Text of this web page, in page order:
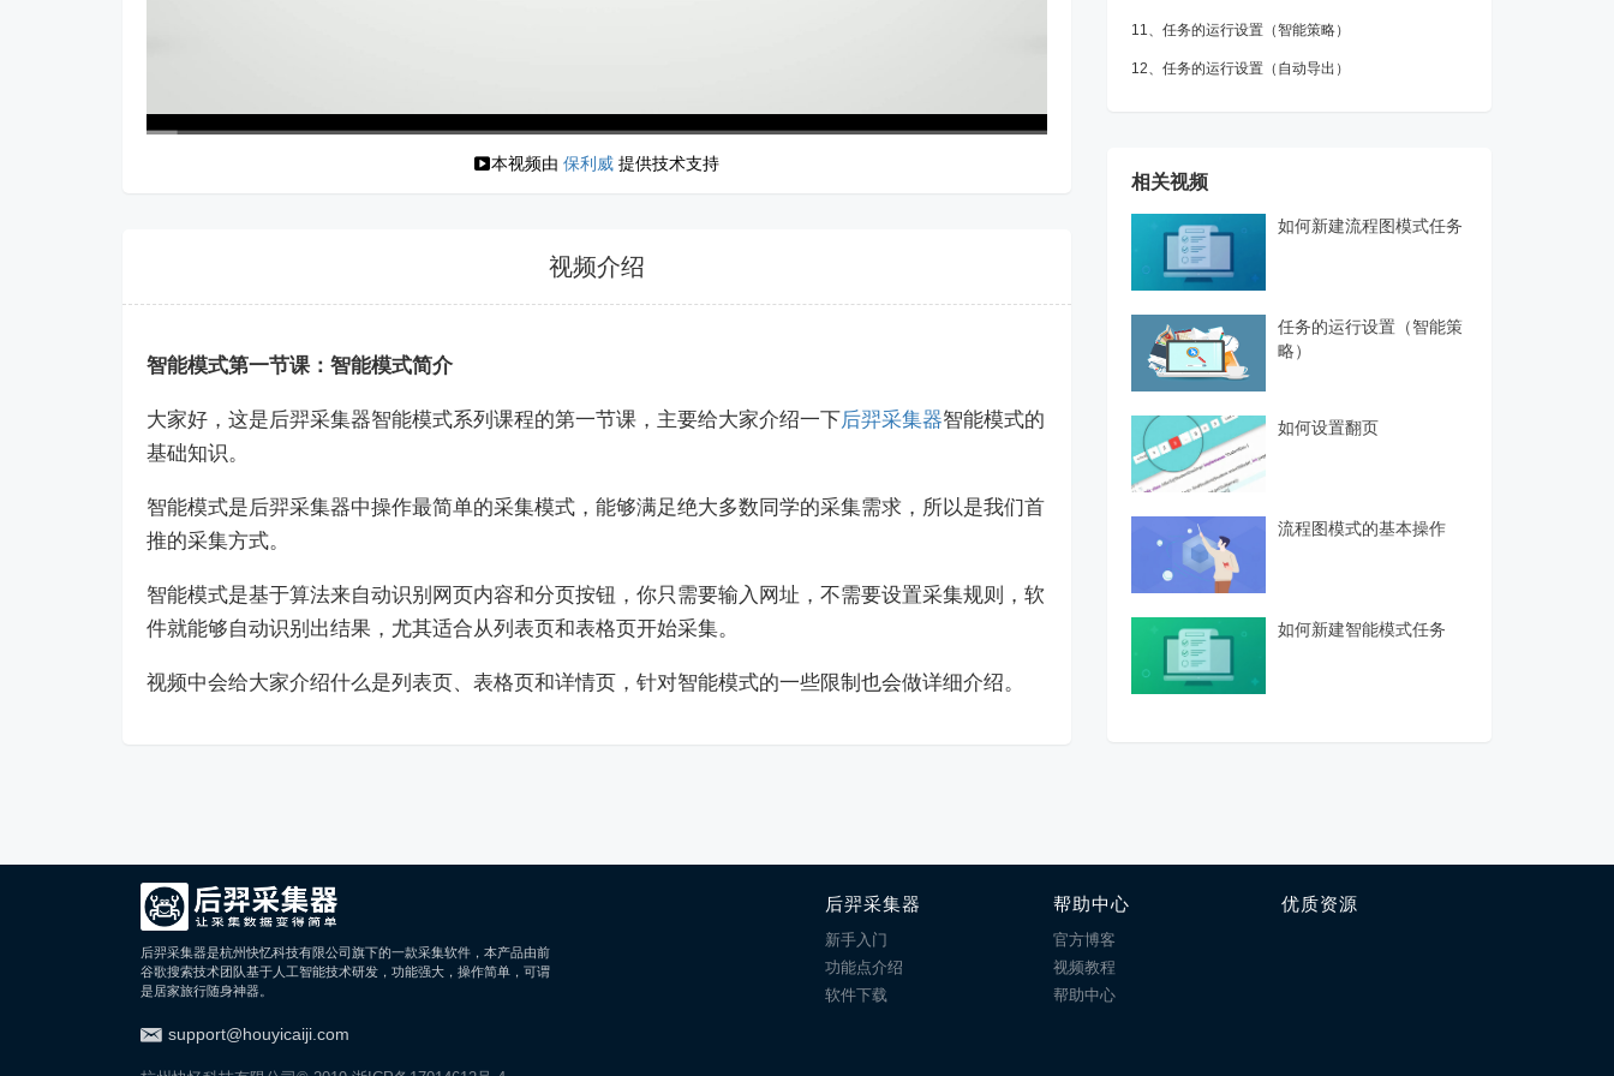
本视频由 保利威 提供技术支持
视频介绍
智能模式第一节课：智能模式简介
大家好，这是后羿采集器智能模式系列课程的第一节课，主要给大家介绍一下后羿采集器智能模式的
基础知识。
智能模式是后羿采集器中操作最简单的采集模式，能够满足绝大多数同学的采集需求，所以是我们首
推的采集方式。
智能模式是基于算法来自动识别网页内容和分页按钮，你只需要输入网址，不需要设置采集规则，软
件就能够自动识别出结果，尤其适合从列表页和表格页开始采集。
视频中会给大家介绍什么是列表页、表格页和详情页，针对智能模式的一些限制也会做详细介绍。
11、任务的运行设置（智能策略）
12、任务的运行设置（自动导出）
相关视频
如何新建流程图模式任务
任务的运行设置（智能策
略）
如何设置翻页
流程图模式的基本操作
如何新建智能模式任务
后羿采集器是杭州快忆科技有限公司旗下的一款采集软件，本产品由前
谷歌搜索技术团队基于人工智能技术研发，功能强大，操作简单，可谓
是居家旅行随身神器。
support@houyicaiji.com
后羿采集器
新手入门
功能点介绍
软件下载
帮助中心
官方博客
视频教程
帮助中心
优质资源